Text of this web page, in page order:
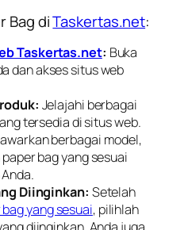
Bag diTaskertas.net:
Taskertas.net: Buka
dan akses situs web
Jelajahi berbagai
tersedia di situs web.
berbagai model,
bag yang sesuai
Diinginkan: Setelah
yang sesuai, pilihlah